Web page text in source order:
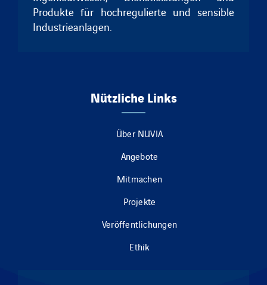
Produkte für hochregulierte und sensible
Industrieanlagen.
Nützliche Links
Über NUVIA
Angebote
Mitmachen
Projekte
Veröffentlichungen
Ethik